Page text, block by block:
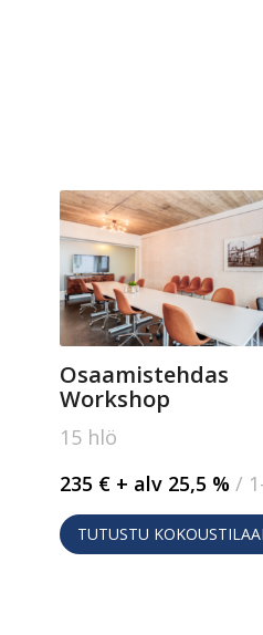
Osaamistehdas
Workshop
15 hlö
235 € + alv 25,5 %/
TUTUSTU